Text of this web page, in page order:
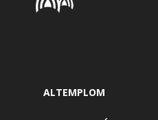
ALTEMPLOM